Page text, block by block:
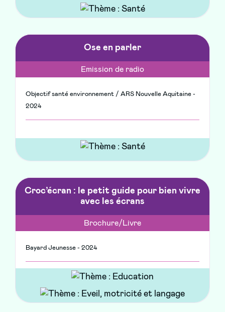
Ose en parler
Emission de radio
Objectif santé environnement / ARS Nouvelle Aquitaine -
2024
Croc’écran : le petit guide pour bien vivre
avec les écrans
Brochure/Livre
Bayard Jeunesse - 2024